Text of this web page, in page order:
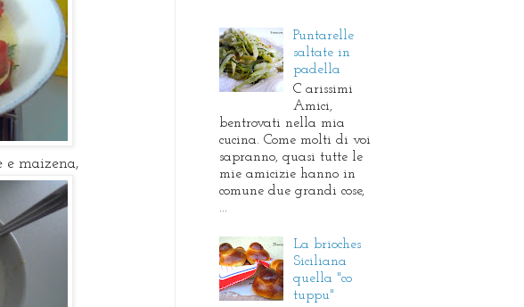
e maizena,
Puntarelle
saltate in
padella
C arissimi
Amici,
bentrovati nella mia
cucina. Come molti di voi
sapranno, quasi tutte le
mie amicizie hanno in
comune due grandi cose,
...
La brioches
Siciliana
quella "co
tuppu"